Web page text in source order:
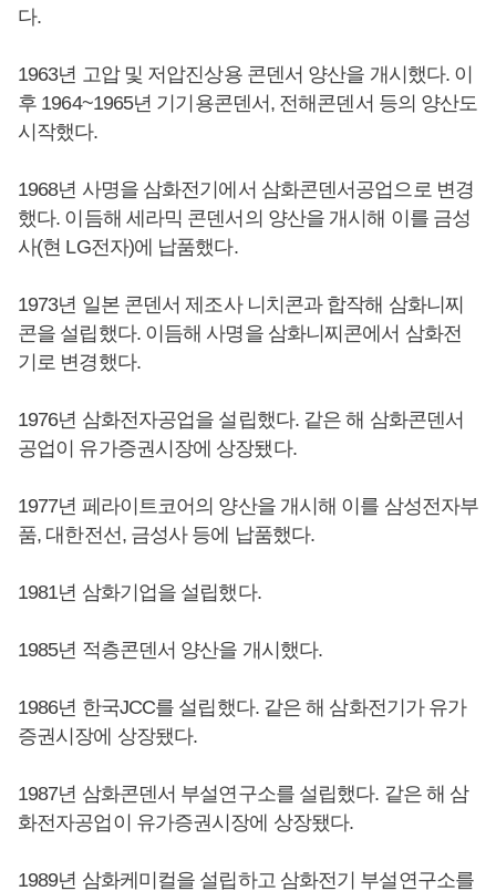
다.
1963년 고압 및 저압진상용 콘덴서 양산을 개시했다. 이
후 1964~1965년 기기용콘덴서, 전해콘덴서 등의 양산도
시작했다.
1968년 사명을 삼화전기에서 삼화콘덴서공업으로 변경
했다. 이듬해 세라믹 콘덴서의 양산을 개시해 이를 금성
사(현 LG전자)에 납품했다.
1973년 일본 콘덴서 제조사 니치콘과 합작해 삼화니찌
콘을 설립했다. 이듬해 사명을 삼화니찌콘에서 삼화전
기로 변경했다.
1976년 삼화전자공업을 설립했다. 같은 해 삼화콘덴서
공업이 유가증권시장에 상장됐다.
1977년 페라이트코어의 양산을 개시해 이를 삼성전자부
품, 대한전선, 금성사 등에 납품했다.
1981년 삼화기업을 설립했다.
1985년 적층콘덴서 양산을 개시했다.
1986년 한국JCC를 설립했다. 같은 해 삼화전기가 유가
증권시장에 상장됐다.
1987년 삼화콘덴서 부설연구소를 설립했다. 같은 해 삼
화전자공업이 유가증권시장에 상장됐다.
1989년 삼화케미컬을 설립하고 삼화전기 부설연구소를